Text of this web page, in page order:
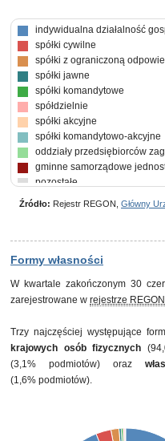
indywidualna działalność
spółki cywilne
spółki z ograniczoną
spółki jawne
spółki komandytowe
spółdzielnie
spółki akcyjne
spółki komandytowo-akcyjne
oddziały przedsiębiorców
gminne samorządowe
pozostałe
Źródło: Rejestr REGON, Główny
Formy własności
W kwartale zakończonym 30
zarejestrowane w rejestrze REGON
Trzy najczęściej występujące
krajowych osób fizycznych
(3,1% podmiotów) oraz
(1,6% podmiotów).